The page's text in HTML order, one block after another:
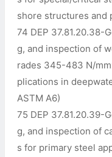
shore structures and
74 DEP 37.81.20.38-
g, and inspection of
rades 345-483 N/
plications in
ASTM A6)
75 DEP 37.81.20.39-
g, and inspection of
s for primary steel